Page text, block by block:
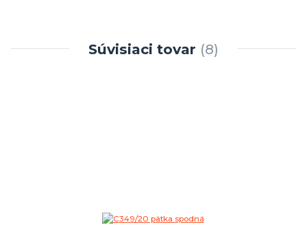
Súvisiaci tovar 8